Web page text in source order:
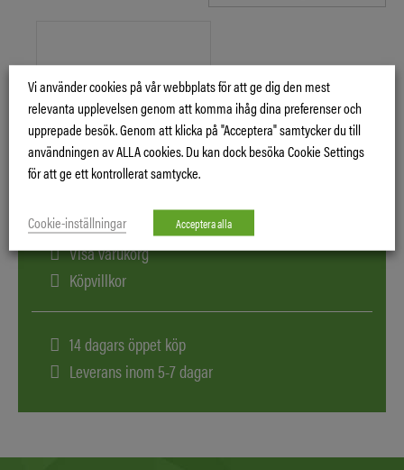
HRX 476 VYEA
Logga in
Visa varukorg
Köpvillkor
14 dagars öppet köp
Leverans inom 5-7 dagar
Vi använder cookies på vår webbplats för att ge dig den mest
relevanta upplevelsen genom att komma ihåg dina preferenser och
upprepade besök. Genom att klicka på "Acceptera" samtycker du till
användningen av ALLA cookies. Du kan dock besöka Cookie Settings
för att ge ett kontrollerat samtycke.
Cookie-inställningar Acceptera alla